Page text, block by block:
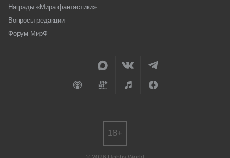
Награды «Мира фантастики»
Вопросы редакции
Форум МирФ
18+